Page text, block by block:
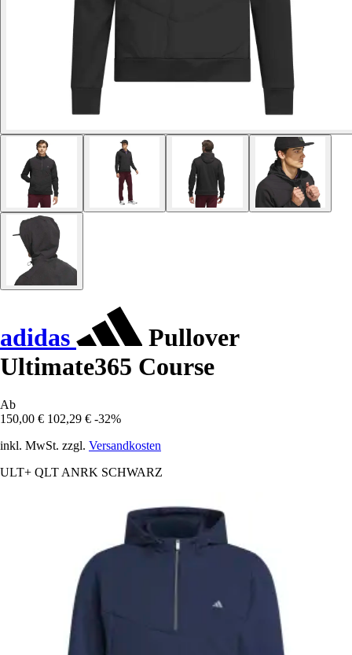
adidas
Pullover
Ultimate365 Course
Ab
150,00 € 102,29 € -32%
inkl. MwSt. zzgl. Versandkosten
ULT+ QLT ANRK SCHWARZ